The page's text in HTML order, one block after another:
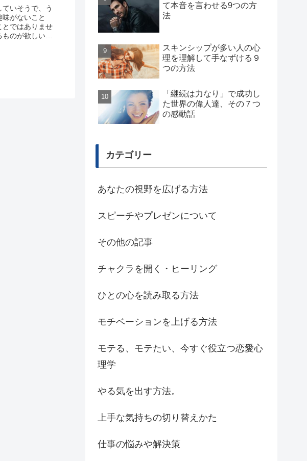
いそうで、う
がないこと
とではありませ
のが欲しいと
て本音を言わせる9つの方
法
スキンシップが多い人の心
理を理解して手なずける９
つの方法
「継続は力なり」で成功し
た世界の偉人達、その７つ
の感動話
カテゴリー
あなたの視野を広げる方法
スピーチやプレゼンについて
その他の記事
チャクラを開く・ヒーリング
ひとの心を読み取る方法
モチベーションを上げる方法
モテる、モテたい、今すぐ役立つ恋愛心
理学
やる気を出す方法。
上手な気持ちの切り替えかた
仕事の悩みや解決策